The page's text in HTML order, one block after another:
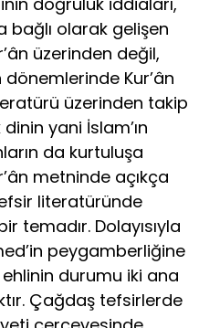
bağlı olarak gelişen
üzerinden değil,
Kur’ân
üzerinden takip
yani İslam’ın
da kurtuluşa
metninde açıkça
literatüründe
temadır. Dolayısıyla
pey­gamberliğine
durumu iki ana
Çağdaş tefsirlerde